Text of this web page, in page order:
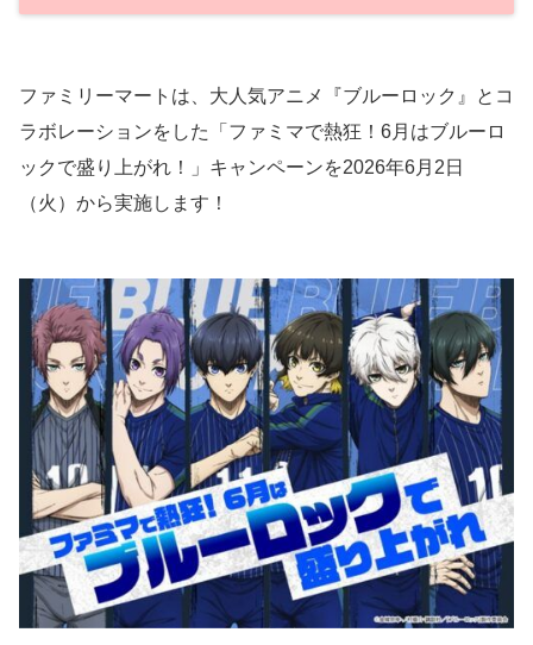
ファミリーマートは、大人気アニメ『ブルーロック』とコ
ラボレーションをした「ファミマで熱狂！6月はブルーロ
ックで盛り上がれ！」キャンペーンを2026年6月2日
（火）から実施します！